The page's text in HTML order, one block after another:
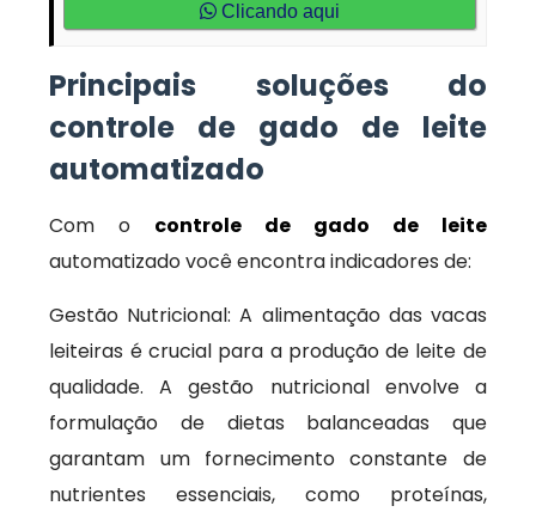
Clicando aqui
Principais soluções do
controle de gado de leite
automatizado
Com o controle de gado de leite
automatizado você encontra indicadores de:
Gestão Nutricional: A alimentação das vacas
leiteiras é crucial para a produção de leite de
qualidade. A gestão nutricional envolve a
formulação de dietas balanceadas que
garantam um fornecimento constante de
nutrientes essenciais, como proteínas,